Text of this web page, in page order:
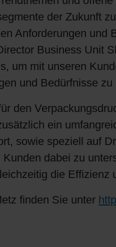
der Zukunft
Anforderungen und
Business Unit
um mit unseren
und Bedürfnisse zu
den
ein
sowie speziell auf
dabei zu
die Effizienz
finden Sie unter